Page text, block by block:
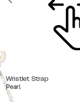
Wristlet Strap
Pearl